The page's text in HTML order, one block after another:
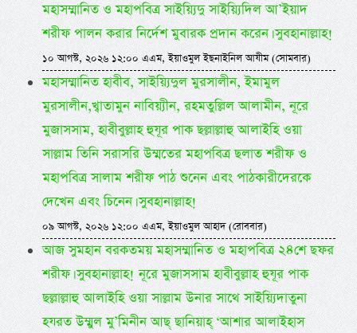
মহাসম্মানিত ও মহাপবিত্র সাইয়্যিদু সাইয়্যিদিল আ’ইয়াদ
শরীফ পালন করার নির্দেশ মুবারক প্রদান করেন। সুবহানাল্লাহ!
১০ আগস্ট, ২০২৬ ১২:০০ এএম, ইয়াওমুল ইছনাইনিল আযীম (সোমবার)
মহাসম্মানিত হাবীব, সাইয়্যিদুল মুরসালীন, ইমামুল
মুরসালীন,খ্বাতামুন নাবিয়্যীন, রহমতুল্লিল আলামীন, নূরে
মুজাসসাম, হাবীবুল্লাহ হুযূর পাক ছল্লাল্লাহু আলাইহি ওয়া
সাল্লাম তিনি সরাসরি উম্মতের মহাপবিত্র ছলাত শরীফ ও
মহাপবিত্র সালাম শরীফ পাঠ শুনেন এবং পাঠকারীদেরকে
দেখেন এবং চিনেন। সুবহানাল্লাহ!
০৯ আগস্ট, ২০২৬ ১২:০০ এএম, ইয়াওমুল আহাদ (রোববার)
আজ সুমহান বরকতময় মহাসম্মানিত ও মহাপবিত্র ২৪শে ছফর
শরীফ। সুবহানাল্লাহ! নূরে মুজাসসাম হাবীবুল্লাহ হুযূর পাক
ছল্লাল্লাহু আলাইহি ওয়া সাল্লাম উনার সাথে সাইয়্যিদাতুনা
হযরত উম্মুল মু’মিনীন আছ্ ছানিয়াহ্ ‘আশার আলাইহাস